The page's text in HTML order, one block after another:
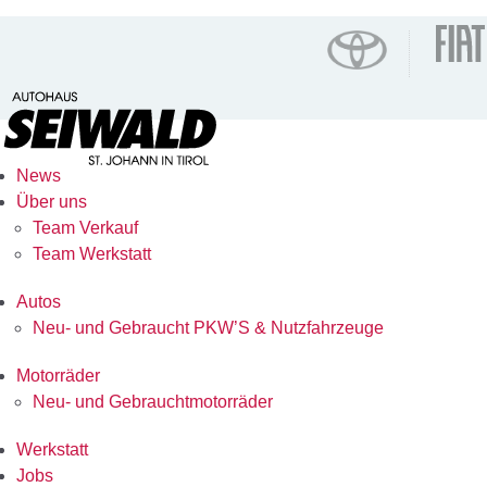
News
Über uns
Team Verkauf
Team Werkstatt
Autos
Neu- und Gebraucht PKW’S & Nutzfahrzeuge
Motorräder
Neu- und Gebrauchtmotorräder
Werkstatt
Jobs